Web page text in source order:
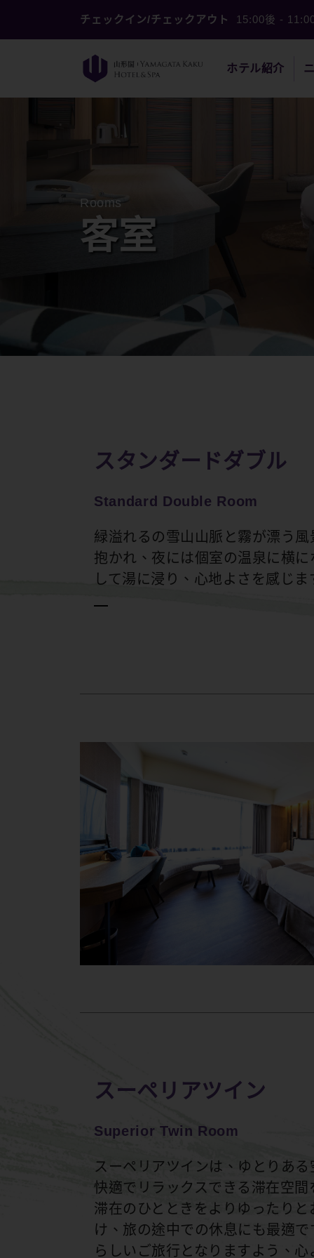
チェックイン/チェックアウト 15:00後 -
ホテル紹介
Rooms
客室
スタンダードダブル
Standard Double Room
緑溢れるの雪山山脈と霧が漂う
抱かれ、夜には個室の温泉に横
して湯に浸り、心地よさを感じま
スーペリアツイン
Superior Twin Room
スーペリアツインは、ゆとりあ
快適でリラックスできる滞在空
滞在のひとときをよりゆったり
け、旅の途中での休息にも最適
らしいご旅行となりますよう、